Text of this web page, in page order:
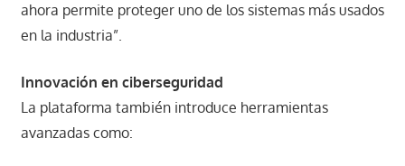
ahora permite proteger uno de los sistemas más usados
en la industria”.
Innovación en ciberseguridad
La plataforma también introduce herramientas
avanzadas como: